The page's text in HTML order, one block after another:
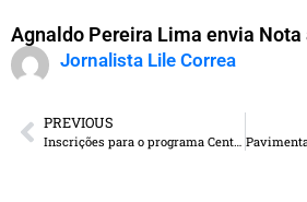
Agnaldo Pereira Lima envia Nota
Jornalista Lile Correa
PREVIOUS
Inscrições para o programa Centelha MS seguem até o dia 25 de maio